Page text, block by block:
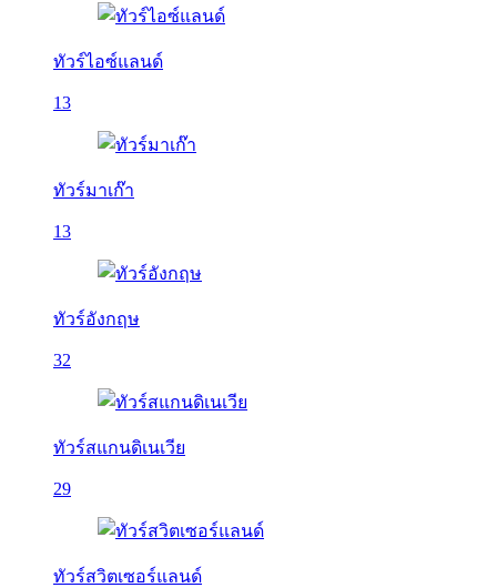
ทัวร์ไอซ์แลนด์
13
ทัวร์มาเก๊า
13
ทัวร์อังกฤษ
32
ทัวร์สแกนดิเนเวีย
29
ทัวร์สวิตเซอร์แลนด์